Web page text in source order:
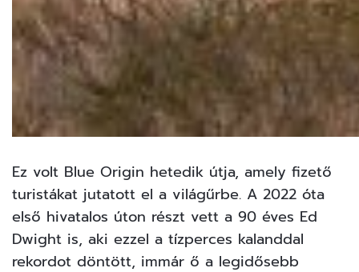
Ez volt Blue Origin hetedik útja, amely fizető
turistákat jutatott el a világűrbe. A 2022 óta
első hivatalos úton részt vett a 90 éves Ed
Dwight is, aki ezzel a tízperces kalanddal
rekordot döntött, immár ő a legidősebb